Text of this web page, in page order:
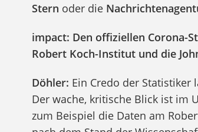
Stern oder die
impact: Den offiziellen Corona-
Robert Koch-Institut und die
Döhler: Ein Credo der Statistiker
Der wache, kritische Blick ist im
zum Beispiel die Daten am